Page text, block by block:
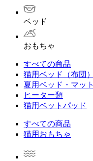
ベッド
おもちゃ
すべての商品
猫用ベッド（布団）
夏用ベッド・マット
ヒーター類
猫用ベットパッド
すべての商品
猫用おもちゃ